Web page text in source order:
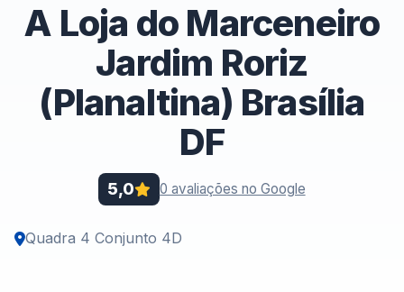
A Loja do Marceneiro
Jardim Roriz
(Planaltina) Brasília
DF
5,0 0 avaliações no Google
Quadra 4 Conjunto 4D